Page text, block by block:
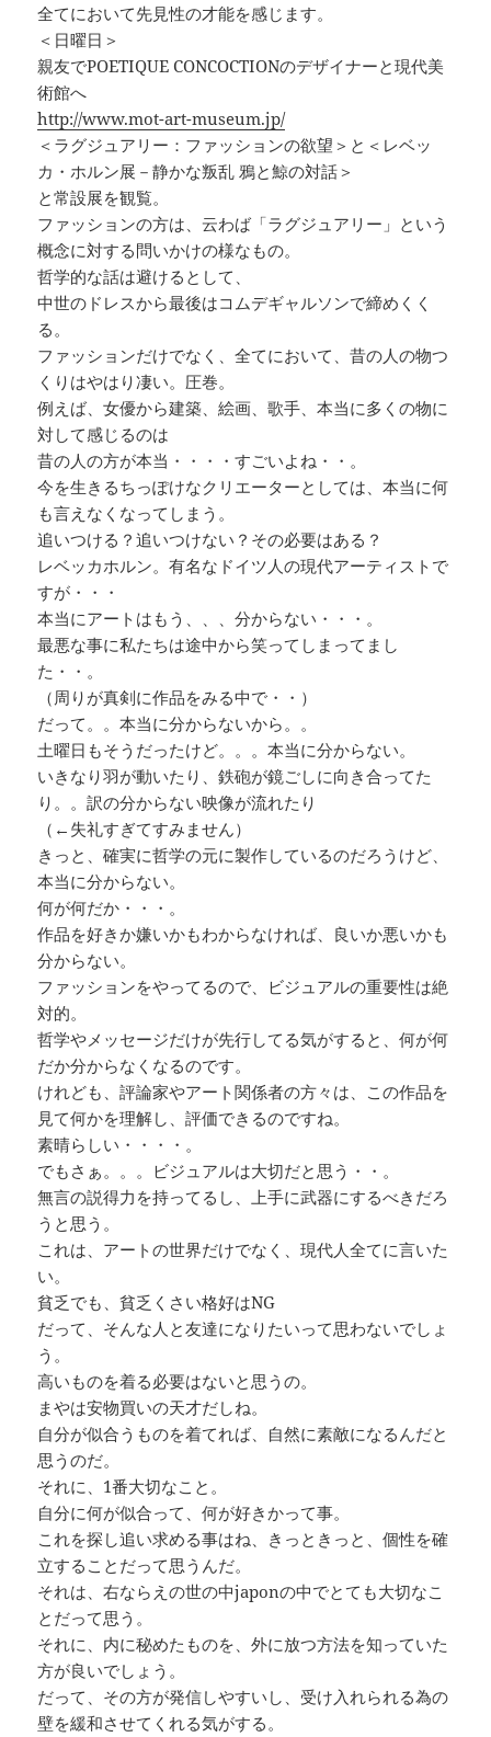
全てにおいて先見性の才能を感じます。
＜日曜日＞
親友でPOETIQUE CONCOCTIONのデザイナーと現代美
術館へ
http://www.mot-art-museum.jp/
＜ラグジュアリー：ファッションの欲望＞と＜レベッ
カ・ホルン展－静かな叛乱 鴉と鯨の対話＞
と常設展を観覧。
ファッションの方は、云わば「ラグジュアリー」という
概念に対する問いかけの様なもの。
哲学的な話は避けるとして、
中世のドレスから最後はコムデギャルソンで締めくく
る。
ファッションだけでなく、全てにおいて、昔の人の物つ
くりはやはり凄い。圧巻。
例えば、女優から建築、絵画、歌手、本当に多くの物に
対して感じるのは
昔の人の方が本当・・・・すごいよね・・。
今を生きるちっぽけなクリエーターとしては、本当に何
も言えなくなってしまう。
追いつける？追いつけない？その必要はある？
レベッカホルン。有名なドイツ人の現代アーティストで
すが・・・
本当にアートはもう、、、分からない・・・。
最悪な事に私たちは途中から笑ってしまってまし
た・・。
（周りが真剣に作品をみる中で・・）
だって。。本当に分からないから。。
土曜日もそうだったけど。。。本当に分からない。
いきなり羽が動いたり、鉄砲が鏡ごしに向き合ってた
り。。訳の分からない映像が流れたり
（←失礼すぎてすみません）
きっと、確実に哲学の元に製作しているのだろうけど、
本当に分からない。
何が何だか・・・。
作品を好きか嫌いかもわからなければ、良いか悪いかも
分からない。
ファッションをやってるので、ビジュアルの重要性は絶
対的。
哲学やメッセージだけが先行してる気がすると、何が何
だか分からなくなるのです。
けれども、評論家やアート関係者の方々は、この作品を
見て何かを理解し、評価できるのですね。
素晴らしい・・・・。
でもさぁ。。。ビジュアルは大切だと思う・・。
無言の説得力を持ってるし、上手に武器にするべきだろ
うと思う。
これは、アートの世界だけでなく、現代人全てに言いた
い。
貧乏でも、貧乏くさい格好はNG
だって、そんな人と友達になりたいって思わないでしょ
う。
高いものを着る必要はないと思うの。
まやは安物買いの天才だしね。
自分が似合うものを着てれば、自然に素敵になるんだと
思うのだ。
それに、1番大切なこと。
自分に何が似合って、何が好きかって事。
これを探し追い求める事はね、きっときっと、個性を確
立することだって思うんだ。
それは、右ならえの世の中japonの中でとても大切なこ
とだって思う。
それに、内に秘めたものを、外に放つ方法を知っていた
方が良いでしょう。
だって、その方が発信しやすいし、受け入れられる為の
壁を緩和させてくれる気がする。